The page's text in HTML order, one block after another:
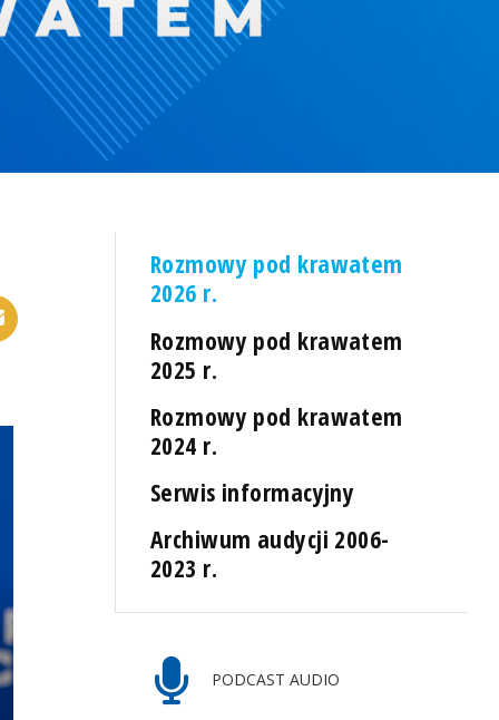
Rozmowy pod krawatem
2026 r.
Rozmowy pod krawatem
2025 r.
Rozmowy pod krawatem
2024 r.
Serwis informacyjny
Archiwum audycji 2006-
2023 r.
PODCAST AUDIO